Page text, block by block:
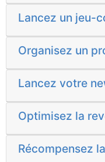
Lancez un jeu-
Organisez un
Lancez votre
Optimisez la
Récompensez